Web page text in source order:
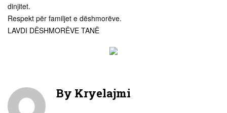
dinjitet.
Respekt për familjet e dëshmorëve.
LAVDI DËSHMORËVE TANË
By Kryelajmi